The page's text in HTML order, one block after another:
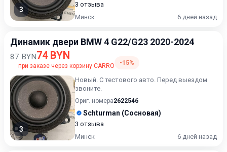
3
3 отзыва
Минск
6 дней назад
Динамик двери BMW 4 G22/G23 2020-2024
87 BYN74 BYN
при заказе через корзину CARRO -15%
3
Новый. С тестового авто. Перед выездом
звоните.
Ориг. номера2622546
Schturman (Сосновая)
3 отзыва
Минск
6 дней назад